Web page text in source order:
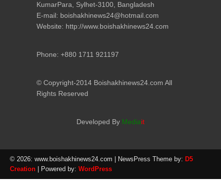
KumarPara, Sylhet-3100, Bangladesh
E-mail: boishakhinews24@hotmail.com
Website: http://www.boishakhinews24.com
Phone: +880 1711 921197
© Copyright-2014 Boishakhinews24.com All
Rights Reserved
Developed By Mediait
© 2026: www.boishakhinews24.com | NewsPress Theme by: D5
Creation | Powered by: WordPress